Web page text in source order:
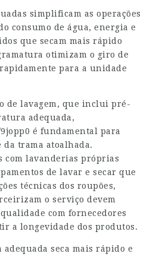
simplificam as operações
consumo de água, energia e
que secam mais rápido
otimizam o giro de
para a unidade
de lavagem, que inclui pré-
adequada,
é fundamental para
trama atoalhada.
com lavanderias próprias
de lavar e secar que
técnicas dos roupões,
o serviço devem
com fornecedores
a longevidade dos produtos.
seca mais rápido e